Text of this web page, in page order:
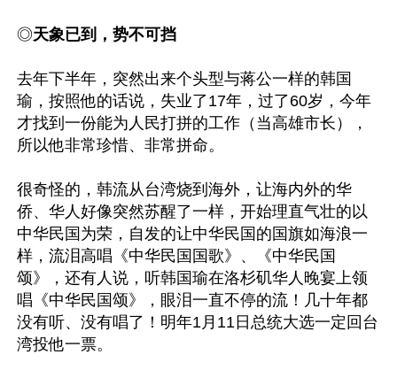
◎天象已到，势不可挡
去年下半年，突然出来个头型与蒋公一样的韩国
瑜，按照他的话说，失业了17年，过了60岁，今年
才找到一份能为人民打拼的工作（当高雄市长），
所以他非常珍惜、非常拼命。
很奇怪的，韩流从台湾烧到海外，让海内外的华
侨、华人好像突然苏醒了一样，开始理直气壮的以
中华民国为荣，自发的让中华民国的国旗如海浪一
样，流泪高唱《中华民国国歌》、《中华民国
颂》，还有人说，听韩国瑜在洛杉矶华人晚宴上领
唱《中华民国颂》，眼泪一直不停的流！几十年都
没有听、没有唱了！明年1月11日总统大选一定回台
湾投他一票。